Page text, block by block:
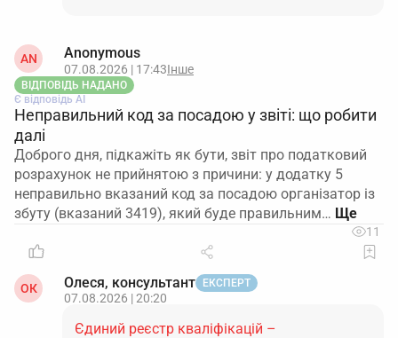
AN Anonymous
07.08.2026 | 17:43Інше
ВІДПОВІДЬ НАДАНО
Є відповідь АІ
Неправильний код за посадою у звіті: що робити
далі
Доброго дня, підкажіть як бути, звіт про податковий
розрахунок не прийнятою з причини: у додатку 5
неправильно вказаний код за посадою організатор із
збуту (вказаний 3419), який буде правильним…
11
ОК Олеся, консультант ЕКСПЕРТ
07.08.2026 | 20:20
Єдиний реєстр кваліфікацій –